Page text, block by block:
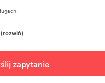
(rozwiń)
zapytanie